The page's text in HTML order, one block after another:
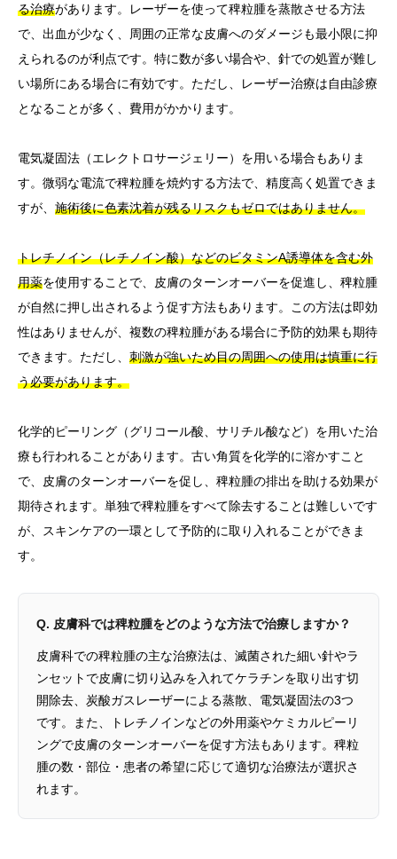
る治療があります。レーザーを使って稗粒腫を蒸散させる方法
で、出血が少なく、周囲の正常な皮膚へのダメージも最小限に抑
えられるのが利点です。特に数が多い場合や、針での処置が難し
い場所にある場合に有効です。ただし、レーザー治療は自由診療
となることが多く、費用がかかります。
電気凝固法（エレクトロサージェリー）を用いる場合もありま
す。微弱な電流で稗粒腫を焼灼する方法で、精度高く処置できま
すが、 施術後に色素沈着が残るリスクもゼロではありません。
トレチノイン（レチノイン酸）などのビタミンA誘導体を含む外
用薬を使用することで、皮膚のターンオーバーを促進し、稗粒腫
が自然に押し出されるよう促す方法もあります。この方法は即効
性はありませんが、複数の稗粒腫がある場合に予防的効果も期待
できます。ただし、 刺激が強いため目の周囲への使用は慎重に行
う必要があります。
化学的ピーリング（グリコール酸、サリチル酸など）を用いた治
療も行われることがあります。古い角質を化学的に溶かすこと
で、皮膚のターンオーバーを促し、稗粒腫の排出を助ける効果が
期待されます。単独で稗粒腫をすべて除去することは難しいです
が、スキンケアの一環として予防的に取り入れることができま
す。
Q. 皮膚科では稗粒腫をどのような方法で治療しますか？
皮膚科での稗粒腫の主な治療法は、滅菌された細い針やラ
ンセットで皮膚に切り込みを入れてケラチンを取り出す切
開除去、炭酸ガスレーザーによる蒸散、電気凝固法の3つ
です。また、トレチノインなどの外用薬やケミカルピーリ
ングで皮膚のターンオーバーを促す方法もあります。稗粒
腫の数・部位・患者の希望に応じて適切な治療法が選択さ
れます。